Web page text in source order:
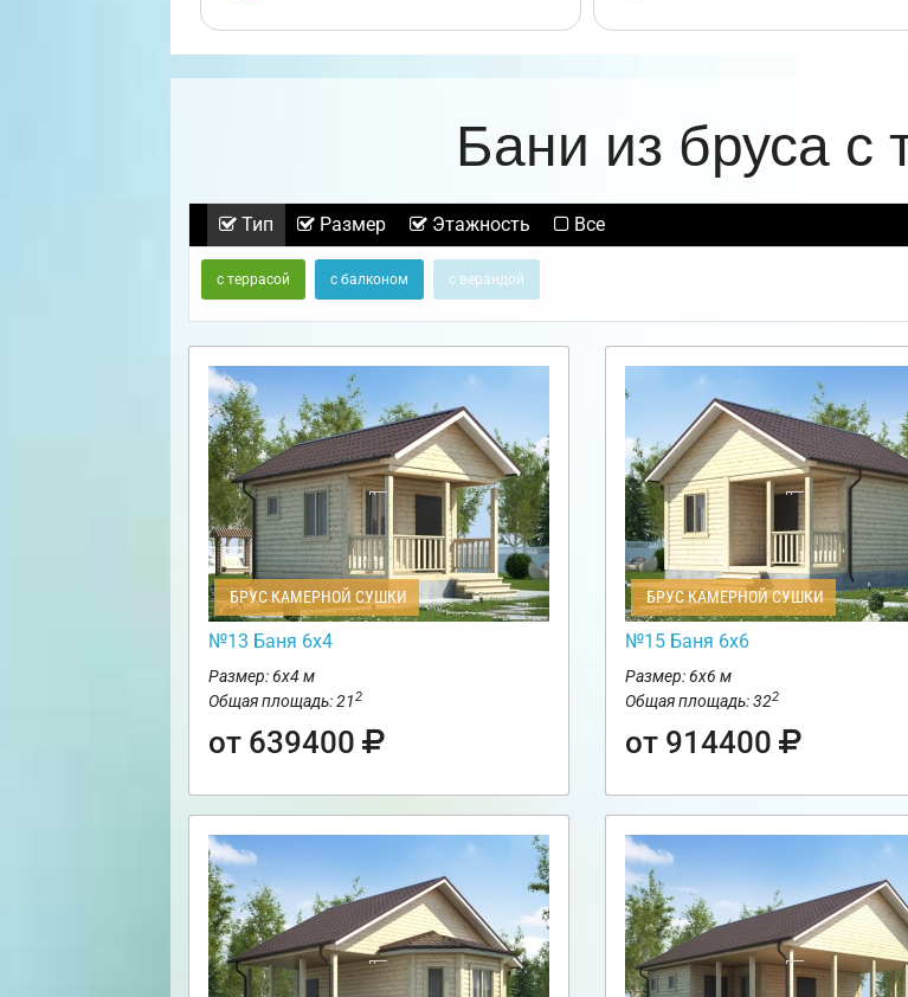
Бани из бруса с
Тип Размер Этажность Все
с террасой с балконом с верандой
БРУС КАМЕРНОЙ СУШКИ
№13 Баня 6х4
Размер: 6х4 м
Общая площадь: 212
от 639400
БРУС КАМЕРНОЙ СУШКИ
№15 Баня 6х6
Размер: 6х6 м
Общая площадь: 322
от 914400